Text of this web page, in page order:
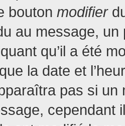
bouton modifier
au message, un
qu’il a été
la date et
pas si
cependant